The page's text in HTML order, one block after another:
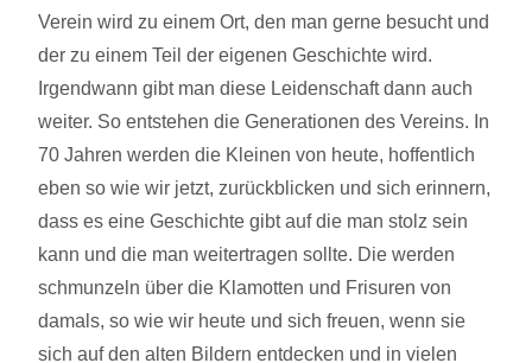
Verein wird zu einem Ort, den man gerne besucht und
der zu einem Teil der eigenen Geschichte wird.
Irgendwann gibt man diese Leidenschaft dann auch
weiter. So entstehen die Generationen des Vereins. In
70 Jahren werden die Kleinen von heute, hoffentlich
eben so wie wir jetzt, zurückblicken und sich erinnern,
dass es eine Geschichte gibt auf die man stolz sein
kann und die man weitertragen sollte. Die werden
schmunzeln über die Klamotten und Frisuren von
damals, so wie wir heute und sich freuen, wenn sie
sich auf den alten Bildern entdecken und in vielen